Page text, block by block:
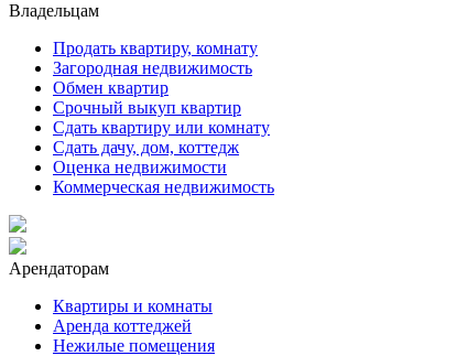
Владельцам
Продать квартиру, комнату
Загородная недвижимость
Обмен квартир
Срочный выкуп квартир
Сдать квартиру или комнату
Сдать дачу, дом, коттедж
Оценка недвижимости
Коммерческая недвижимость
Арендаторам
Квартиры и комнаты
Аренда коттеджей
Нежилые помещения